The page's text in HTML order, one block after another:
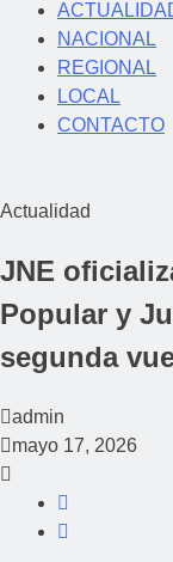
NACIONAL
REGIONAL
LOCAL
CONTACTO
Actualidad
JNE
Popular y
segunda
admin
mayo 17, 2026